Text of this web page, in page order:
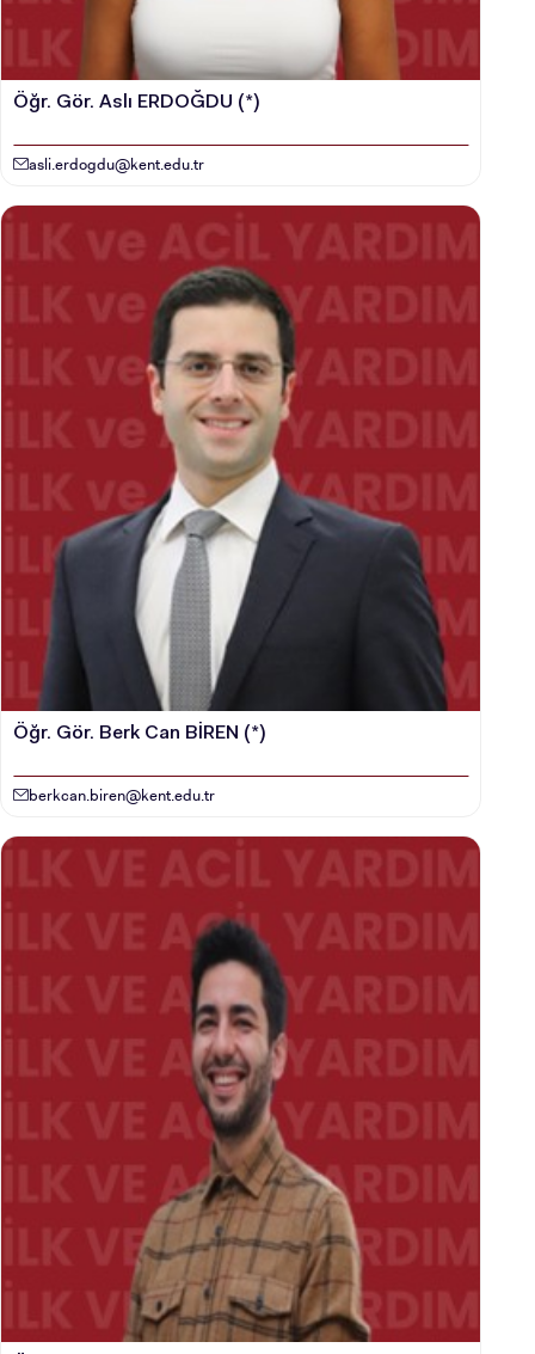
Öğr. Gör. Aslı ERDOĞDU (*)
asli.erdogdu@kent.edu.tr
Öğr. Gör. Berk Can BİREN (*)
berkcan.biren@kent.edu.tr